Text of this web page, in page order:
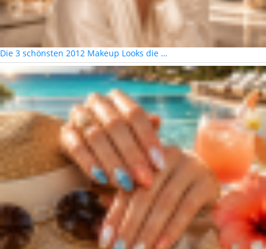
Die 3 schönsten 2012 Makeup Looks die …